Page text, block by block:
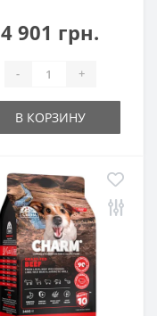
4 901 грн.
- +
В КОРЗИНУ